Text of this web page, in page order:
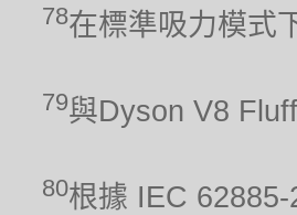
78在標準吸力模式
79與Dyson V8
80根據 IEC